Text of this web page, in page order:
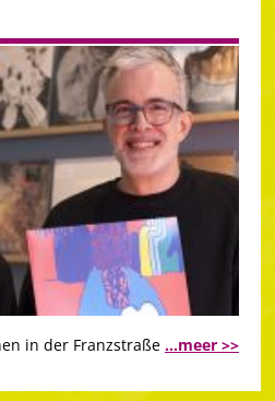
in der Franzstraße ...meer >>